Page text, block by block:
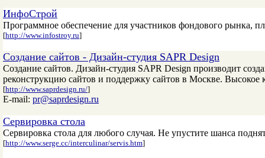
ИнфоСтрой
Программное обеспечение для участников фондового рынка,
[http://www.infostroy.ru]
Создание сайтов - Дизайн-студия SAPR Design
Создание сайтов. Дизайн-студия SAPR Design производит
реконструкцию сайтов и поддержку сайтов в Москве. Высокое
[http://www.saprdesign.ru/]
E-mail: pr@saprdesign.ru
Сервировка стола
Сервировка стола для любого случая. Не упустите шанса
[http://www.serge.cc/interculinar/servis.htm]